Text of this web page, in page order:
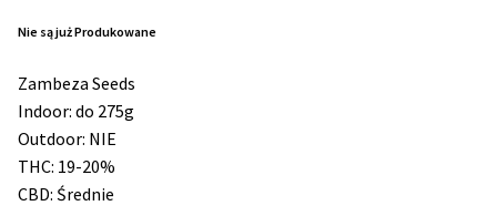
Odporne Odmiany
Medyczne Odmiany
Nie są już Produkowane
Zambeza Seeds
Indoor: do 275g
Outdoor: NIE
THC: 19-20%
CBD: Średnie